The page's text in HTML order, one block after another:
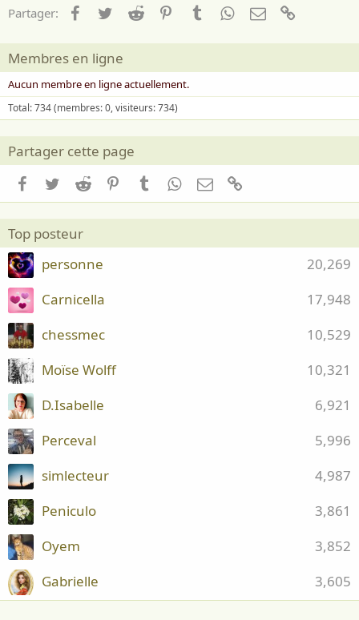
Partager: Facebook
TwitterReddit PinterestTumblrWhatsApp
Email
Membres en ligne
Aucun membre en ligne actuellement.
Total: 734 (membres: 0, visiteurs: 734)
Partager cette page
Facebook
TwitterReddit PinterestTumblrWhatsApp
Email
Top posteur
20,269
personne
17,948
Carnicella
10,529
chessmec
10,321
Moïse Wolff
6,921
D.Isabelle
5,996
Perceval
4,987
simlecteur
3,861
Peniculo
3,852
Oyem
3,605
Gabrielle